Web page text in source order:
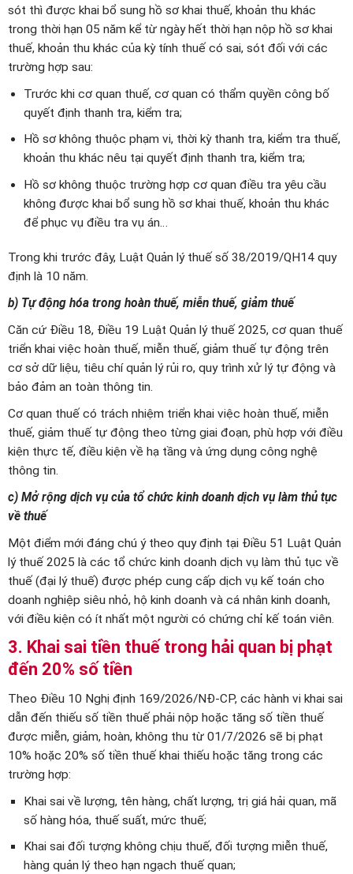
sót thì được khai bổ sung hồ sơ khai thuế, khoản thu khác
trong thời hạn 05 năm kể từ ngày hết thời hạn nộp hồ sơ khai
thuế, khoản thu khác của kỳ tính thuế có sai, sót đối với các
trường hợp sau:
Trước khi cơ quan thuế, cơ quan có thẩm quyền công bố
quyết định thanh tra, kiểm tra;
Hồ sơ không thuộc phạm vi, thời kỳ thanh tra, kiểm tra thuế,
khoản thu khác nêu tại quyết định thanh tra, kiểm tra;
Hồ sơ không thuộc trường hợp cơ quan điều tra yêu cầu
không được khai bổ sung hồ sơ khai thuế, khoản thu khác
để phục vụ điều tra vụ án…
Trong khi trước đây, Luật Quản lý thuế số 38/2019/QH14 quy
định là 10 năm.
b) Tự động hóa trong hoàn thuế, miễn thuế, giảm thuế
Căn cứ Điều 18, Điều 19 Luật Quản lý thuế 2025, cơ quan thuế
triển khai việc hoàn thuế, miễn thuế, giảm thuế tự động trên
cơ sở dữ liệu, tiêu chí quản lý rủi ro, quy trình xử lý tự động và
bảo đảm an toàn thông tin.
Cơ quan thuế có trách nhiệm triển khai việc hoàn thuế, miễn
thuế, giảm thuế tự động theo từng giai đoạn, phù hợp với điều
kiện thực tế, điều kiện về hạ tầng và ứng dụng công nghệ
thông tin.
c) Mở rộng dịch vụ của tổ chức kinh doanh dịch vụ làm thủ tục
về thuế
Một điểm mới đáng chú ý theo quy định tại Điều 51 Luật Quản
lý thuế 2025 là các tổ chức kinh doanh dịch vụ làm thủ tục về
thuế (đại lý thuế) được phép cung cấp dịch vụ kế toán cho
doanh nghiệp siêu nhỏ, hộ kinh doanh và cá nhân kinh doanh,
với điều kiện có ít nhất một người có chứng chỉ kế toán viên.
3. Khai sai tiền thuế trong hải quan bị phạt
đến 20% số tiền
Theo Điều 10 Nghị định 169/2026/NĐ-CP, các hành vi khai sai
dẫn đến thiếu số tiền thuế phải nộp hoặc tăng số tiền thuế
được miễn, giảm, hoàn, không thu từ 01/7/2026 sẽ bị phạt
10% hoặc 20% số tiền thuế khai thiếu hoặc tăng trong các
trường hợp:
Khai sai về lượng, tên hàng, chất lượng, trị giá hải quan, mã
số hàng hóa, thuế suất, mức thuế;
Khai sai đối tượng không chịu thuế, đối tượng miễn thuế,
hàng quản lý theo hạn ngạch thuế quan;